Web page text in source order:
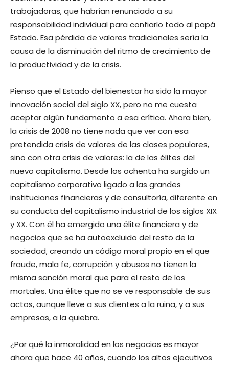
trabajadoras, que habrían renunciado a su
responsabilidad individual para confiarlo todo al papá
Estado. Esa pérdida de valores tradicionales sería la
causa de la disminución del ritmo de crecimiento de
la productividad y de la crisis.
Pienso que el Estado del bienestar ha sido la mayor
innovación social del siglo XX, pero no me cuesta
aceptar algún fundamento a esa crítica. Ahora bien,
la crisis de 2008 no tiene nada que ver con esa
pretendida crisis de valores de las clases populares,
sino con otra crisis de valores: la de las élites del
nuevo capitalismo. Desde los ochenta ha surgido un
capitalismo corporativo ligado a las grandes
instituciones financieras y de consultoría, diferente en
su conducta del capitalismo industrial de los siglos XIX
y XX. Con él ha emergido una élite financiera y de
negocios que se ha autoexcluido del resto de la
sociedad, creando un código moral propio en el que
fraude, mala fe, corrupción y abusos no tienen la
misma sanción moral que para el resto de los
mortales. Una élite que no se ve responsable de sus
actos, aunque lleve a sus clientes a la ruina, y a sus
empresas, a la quiebra.
¿Por qué la inmoralidad en los negocios es mayor
ahora que hace 40 años, cuando los altos ejecutivos